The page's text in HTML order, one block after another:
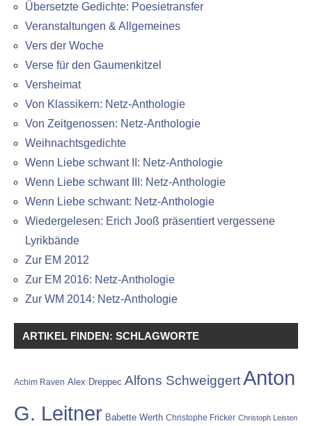
Übersetzte Gedichte: Poesietransfer
Veranstaltungen & Allgemeines
Vers der Woche
Verse für den Gaumenkitzel
Versheimat
Von Klassikern: Netz-Anthologie
Von Zeitgenossen: Netz-Anthologie
Weihnachtsgedichte
Wenn Liebe schwant II: Netz-Anthologie
Wenn Liebe schwant III: Netz-Anthologie
Wenn Liebe schwant: Netz-Anthologie
Wiedergelesen: Erich Jooß präsentiert vergessene
Lyrikbände
Zur EM 2012
Zur EM 2016: Netz-Anthologie
Zur WM 2014: Netz-Anthologie
ARTIKEL FINDEN: SCHLAGWORTE
Achim Raven Alex Dreppec Alfons SchweiggertAnton
G. Leitner Babette Werth Christophe Fricker Christoph Leisten